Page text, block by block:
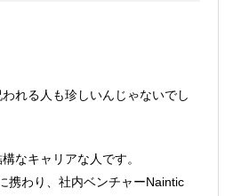
われる人も珍しいんじゃないでし
なキャリアな人です。
携わり、社内ベンチャーNaintic